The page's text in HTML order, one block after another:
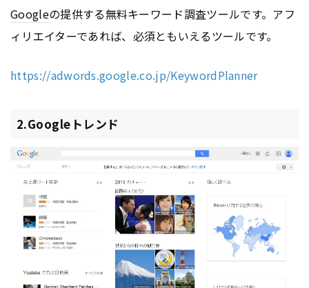
Googleの提供する無料キーワード調査ツールです。アフ
ィリエイターであれば、必須ともいえるツールです。
https://adwords.google.co.jp/KeywordPlanner
2.Googleトレンド